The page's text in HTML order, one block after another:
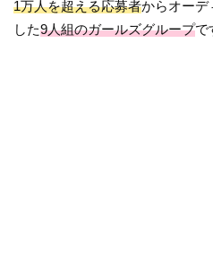
1万人を超える応募者からオーデ
した9人組のガールズグループで